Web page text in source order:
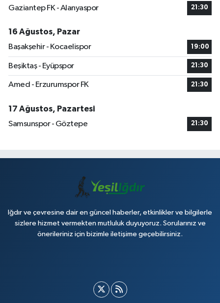
Gaziantep FK - Alanyaspor 21:30
16 Ağustos, Pazar
Başakşehir - Kocaelispor
19:00
Beşiktaş - Eyüpspor 21:30
Amed - Erzurumspor FK 21:30
17 Ağustos, Pazartesi
Samsunspor - Göztepe
21:30
Iğdır ve çevresine dair en güncel haberler, etkinlikler ve bilgilerle
sizlere hizmet vermekten mutluluk duyuyoruz. Sorularınız ve
önerileriniz için bizimle iletişime geçebilirsiniz.